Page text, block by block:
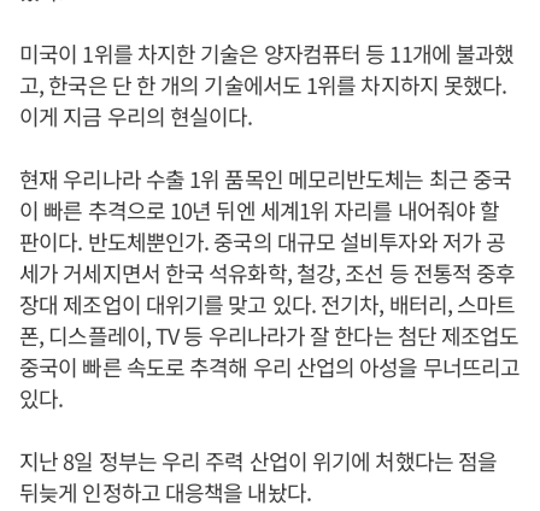
미국이 1위를 차지한 기술은 양자컴퓨터 등 11개에 불과했
고, 한국은 단 한 개의 기술에서도 1위를 차지하지 못했다.
이게 지금 우리의 현실이다.
현재 우리나라 수출 1위 품목인 메모리반도체는 최근 중국
이 빠른 추격으로 10년 뒤엔 세계1위 자리를 내어줘야 할
판이다. 반도체뿐인가. 중국의 대규모 설비투자와 저가 공
세가 거세지면서 한국 석유화학, 철강, 조선 등 전통적 중후
장대 제조업이 대위기를 맞고 있다. 전기차, 배터리, 스마트
폰, 디스플레이, TV 등 우리나라가 잘 한다는 첨단 제조업도
중국이 빠른 속도로 추격해 우리 산업의 아성을 무너뜨리고
있다.
지난 8일 정부는 우리 주력 산업이 위기에 처했다는 점을
뒤늦게 인정하고 대응책을 내놨다.